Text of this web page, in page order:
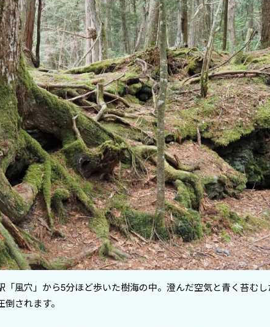
「風穴」から5分ほど歩いた樹海の中。澄んだ空気と青く苔む
されます。